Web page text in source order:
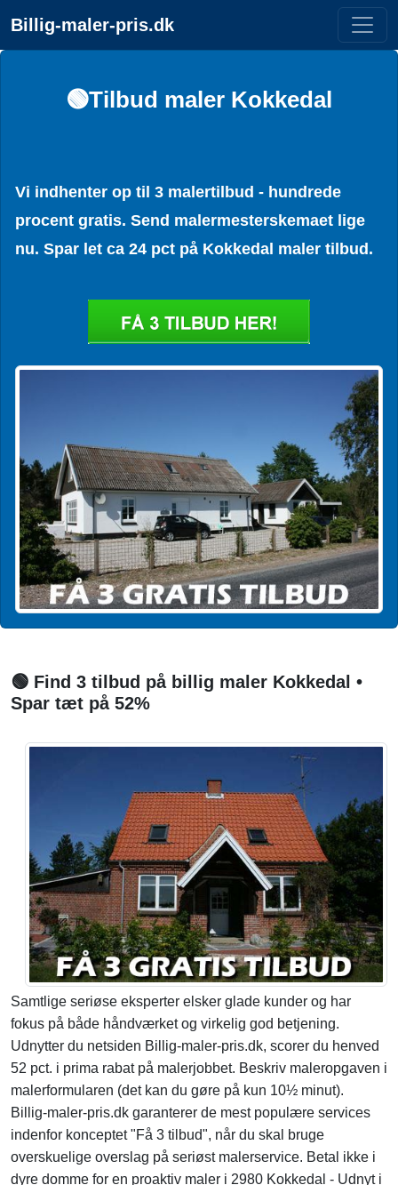
Billig-maler-pris.dk
🟢Tilbud maler Kokkedal
Vi indhenter op til 3 malertilbud - hundrede
procent gratis. Send malermesterskemaet lige
nu. Spar let ca 24 pct på Kokkedal maler tilbud.
🟢 Find 3 tilbud på billig maler Kokkedal •
Spar tæt på 52%
Samtlige seriøse eksperter elsker glade kunder og har
fokus på både håndværket og virkelig god betjening.
Udnytter du netsiden Billig-maler-pris.dk, scorer du henved
52 pct. i prima rabat på malerjobbet. Beskriv maleropgaven i
malerformularen (det kan du gøre på kun 10½ minut).
Billig-maler-pris.dk garanterer de mest populære services
indenfor konceptet "Få 3 tilbud", når du skal bruge
overskuelige overslag på seriøst malerservice. Betal ikke i
dyre domme for en proaktiv maler i 2980 Kokkedal - Udnyt i